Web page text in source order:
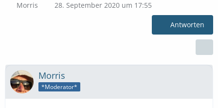
Morris 28. September 2020 um 17:55
Antworten
Morris
*Moderator*